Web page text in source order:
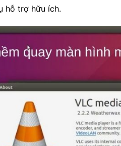
hỗ trợ hữu ích.